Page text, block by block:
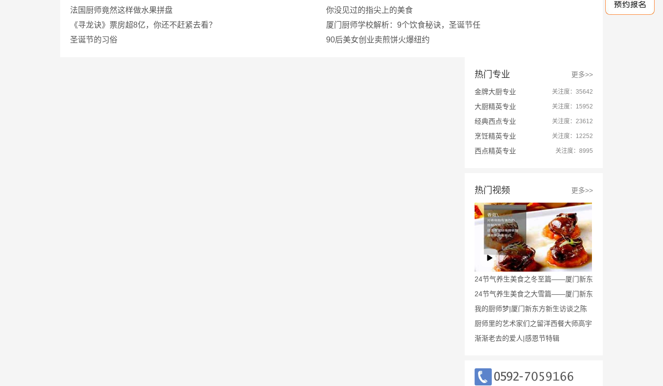
法国厨师竟然这样做水果拼盘
你没见过的指尖上的美食
《寻龙诀》票房超8亿，你还不赶紧去看？
厦门厨师学校解析：9个饮食秘诀，圣诞节任
圣诞节的习俗
90后美女创业卖煎饼火爆纽约
热门专业 更多>>
金牌大厨专业 关注度：35642
大厨精英专业 关注度：15952
经典西点专业 关注度：23612
烹饪精英专业 关注度：12252
西点精英专业 关注度：8995
热门视频 更多>>
24节气养生美食之冬至篇——厦门新东
方烹饪学校
24节气养生美食之大雪篇——厦门新东
方烹饪学校
我的厨师梦|厦门新东方新生访谈之陈
剑花
厨师里的艺术家们之留洋西餐大师高宇
渐渐老去的爱人|感恩节特辑